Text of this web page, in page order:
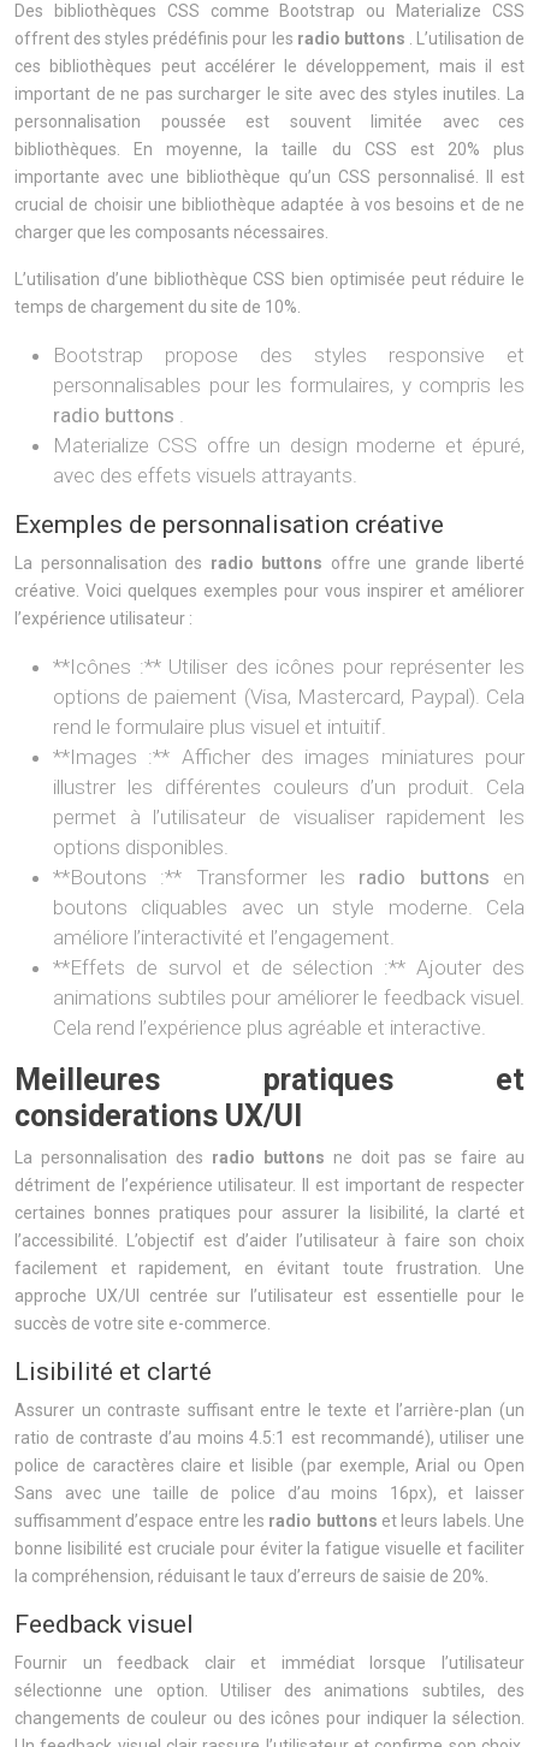
Des bibliothèques CSS comme Bootstrap ou Materialize CSS
offrent des styles prédéfinis pour les radio buttons
. L’utilisation de
ces bibliothèques peut accélérer le développement, mais il est
important de ne pas surcharger le site avec des styles inutiles. La
personnalisation poussée est souvent limitée avec ces
bibliothèques. En moyenne, la taille du CSS est 20% plus
importante avec une bibliothèque qu’un CSS personnalisé. Il est
crucial de choisir une bibliothèque adaptée à vos besoins et de ne
charger que les composants nécessaires.
L’utilisation d’une bibliothèque CSS bien optimisée peut réduire le
temps de chargement du site de 10%.
Bootstrap propose des styles responsive et
personnalisables pour les formulaires, y compris les
radio buttons .
Materialize CSS offre un design moderne et épuré,
avec des effets visuels attrayants.
Exemples de personnalisation créative
La personnalisation des radio buttons offre une grande liberté
créative. Voici quelques exemples pour vous inspirer et améliorer
l’expérience utilisateur :
**Icônes :** Utiliser des icônes pour représenter les
options de paiement (Visa, Mastercard, Paypal). Cela
rend le formulaire plus visuel et intuitif.
**Images :** Afficher des images miniatures pour
illustrer les différentes couleurs d’un produit. Cela
permet à l’utilisateur de visualiser rapidement les
options disponibles.
**Boutons :** Transformer les radio buttons en
boutons cliquables avec un style moderne. Cela
améliore l’interactivité et l’engagement.
**Effets de survol et de sélection :** Ajouter des
animations subtiles pour améliorer le feedback visuel.
Cela rend l’expérience plus agréable et interactive.
Meilleures pratiques et
considerations UX/UI
La personnalisation des radio buttons ne doit pas se faire au
détriment de l’expérience utilisateur. Il est important de respecter
certaines bonnes pratiques pour assurer la lisibilité, la clarté et
l’accessibilité. L’objectif est d’aider l’utilisateur à faire son choix
facilement et rapidement, en évitant toute frustration. Une
approche UX/UI centrée sur l’utilisateur est essentielle pour le
succès de votre site e-commerce.
Lisibilité et clarté
Assurer un contraste suffisant entre le texte et l’arrière-plan (un
ratio de contraste d’au moins 4.5:1 est recommandé), utiliser une
police de caractères claire et lisible (par exemple, Arial ou Open
Sans avec une taille de police d’au moins 16px), et laisser
suffisamment d’espace entre les radio buttons et leurs labels. Une
bonne lisibilité est cruciale pour éviter la fatigue visuelle et faciliter
la compréhension, réduisant le taux d’erreurs de saisie de 20%.
Feedback visuel
Fournir un feedback clair et immédiat lorsque l’utilisateur
sélectionne une option. Utiliser des animations subtiles, des
changements de couleur ou des icônes pour indiquer la sélection.